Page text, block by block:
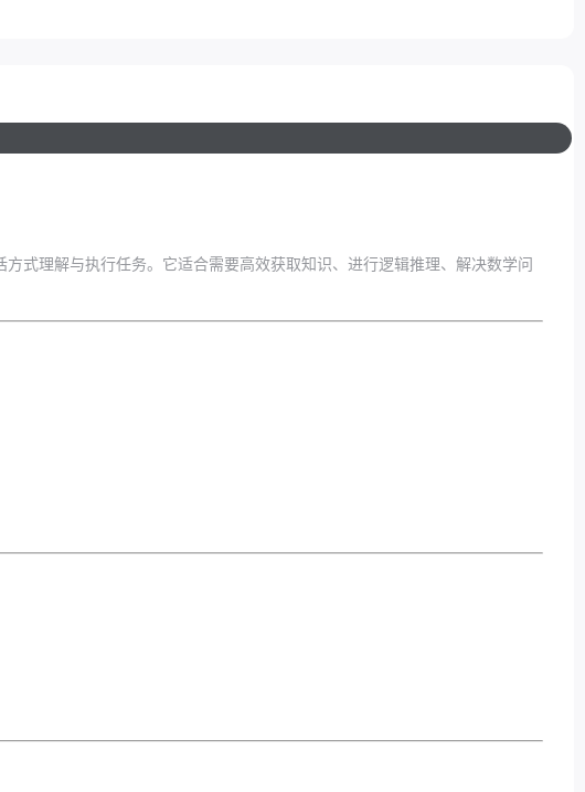
式理解与执行任务。它适合需要高效获取知识、进行逻辑推理、解决数学问